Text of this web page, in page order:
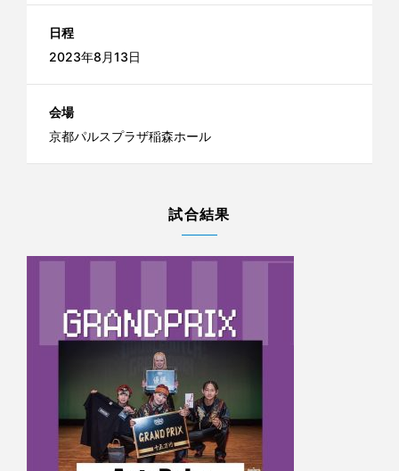
日程
2023年8月13日
会場
京都パルスプラザ稲森ホール
試合結果